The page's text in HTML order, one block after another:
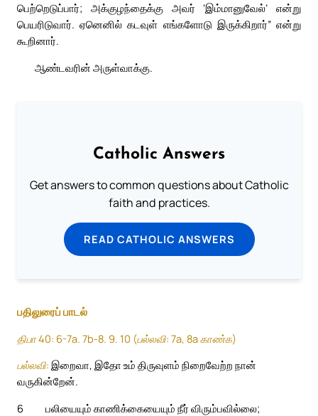
பெற்றெடுப்பார்; அக்குழந்தைக்கு அவர் ‘இம்மானுவேல்’ என்று
பெயரிடுவார். ஏனெனில் கடவுள் எங்களோடு இருக்கிறார்” என்று
கூறினார்.
ஆண்டவரின் அருள்வாக்கு.
Catholic Answers
Get answers to common questions about Catholic
faith and practices.
READ CATHOLIC ANSWERS
பதிலுரைப் பாடல்
திபா 40: 6-7a. 7b-8. 9. 10 (பல்லவி: 7a, 8a காண்க)
பல்லவி: இறைவா, இதோ உம் திருவுளம் நிறைவேற்ற நான்
வருகின்றேன்.
6
பலியையும் காணிக்கையையும் நீர் விரும்பவில்லை;